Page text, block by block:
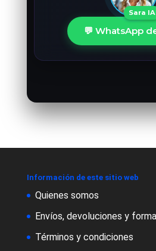
Sara IA
💬 WhatsApp
Información de este sitio web
Quienes somos
Envíos, devoluciones y
Términos y condiciones